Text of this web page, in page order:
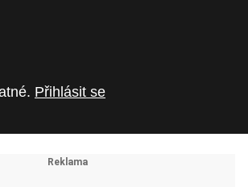
Přihlásit se